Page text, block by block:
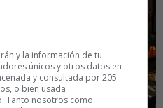
y la información de tu
únicos y otros datos en
y consultada por 205
o bien usada
Tanto nosotros como